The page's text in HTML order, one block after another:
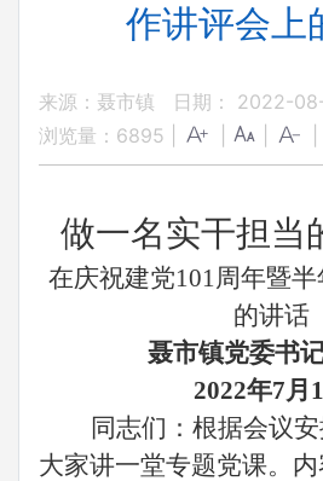
作讲评会上
来源：聂市镇
日期： 2022-
浏览量： 6895
做一名实干担当
在庆祝建党101周年暨
的讲话
聂市镇党委书
2022年7月
同志们：根据会议
大家讲一堂专题党课。